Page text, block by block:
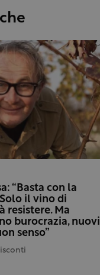
“Basta con la
il vino di
resistere. Ma
burocrazia, nuovi
senso”